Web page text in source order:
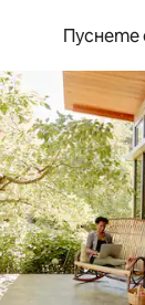
Пуснете